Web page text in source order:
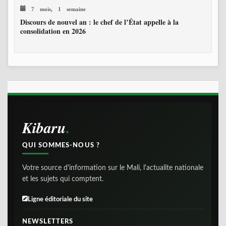
7 mois, 1 semaine
Discours de nouvel an : le chef de l’État appelle à la
consolidation en 2026
Kibaru
QUI SOMMES-NOUS ?
Votre source d'information sur le Mali, l'actualite nationale
et les sujets qui comptent.
Ligne éditoriale du site
NEWSLETTERS